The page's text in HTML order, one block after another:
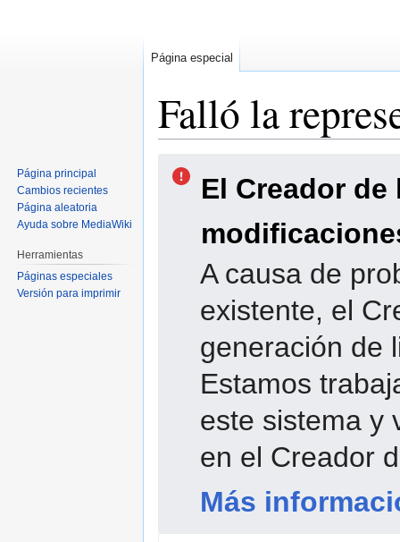
Falló la
El Creador
A causa de
existente, el
generación de
Estamos
este sistema y
en el Creador
Más
Página especial
Página principal
Cambios recientes
Página aleatoria
Ayuda sobre MediaWiki
Herramientas
Páginas especiales
Versión para imprimir